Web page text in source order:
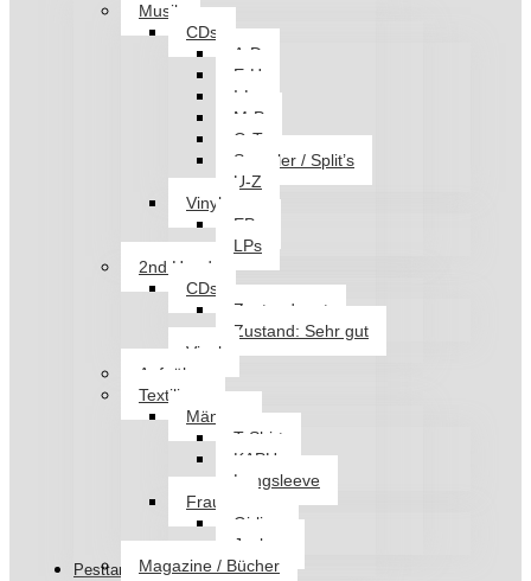
Musik
CDs
A-D
E-H
I-L
M-P
Q-T
Sampler / Split’s
U-Z
Vinyl
EPs
LPs
2nd Hand
CDs
Zustand: gut
Zustand: Sehr gut
Vinyl
Aufnäher
Textilien
Männer
T-Shirt
KAPU
Longsleeve
Frauen
Girlies
Jacken
Magazine / Bücher
Pesttanz